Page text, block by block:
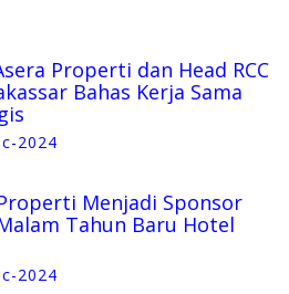
Properti dan Head RCC
Bahas Kerja Sama
2024
Menjadi Sponsor
Tahun Baru Hotel
2024